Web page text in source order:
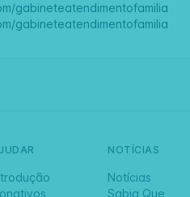
gabineteatendimentofamilia
gabineteatendimentofamilia
NOTÍCIAS
Notícias
Sabia Que